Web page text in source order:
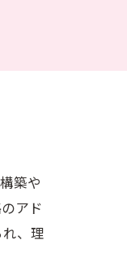
築や
アド
、理